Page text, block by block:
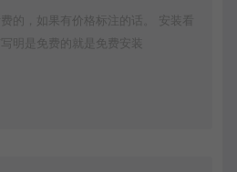
的，如果有价格标注的话。 安装看
明是免费的就是免费安装